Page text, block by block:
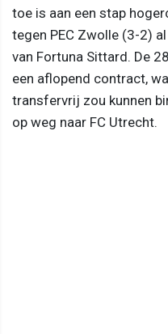
toe is aan een stap
tegen PEC Zwolle (3-2)
van Fortuna Sittard. De
een aflopend contract,
transfervrij zou kunnen
op weg naar FC Utrecht.